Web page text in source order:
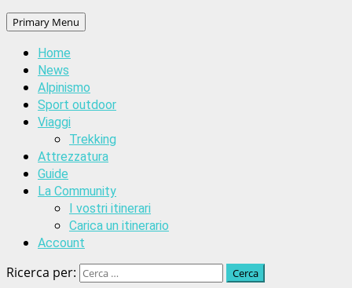
Primary Menu
Home
News
Alpinismo
Sport outdoor
Viaggi
Trekking
Attrezzatura
Guide
La Community
I vostri itinerari
Carica un itinerario
Account
Ricerca per: